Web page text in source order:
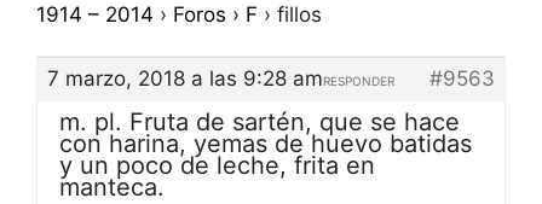
1914 – 2014 › Foros › F › fillos
7 marzo, 2018 a las 9:28 am #9563
RESPONDER
m. pl. Fruta de sartén, que se hace
con harina, yemas de huevo batidas
y un poco de leche, frita en
manteca.